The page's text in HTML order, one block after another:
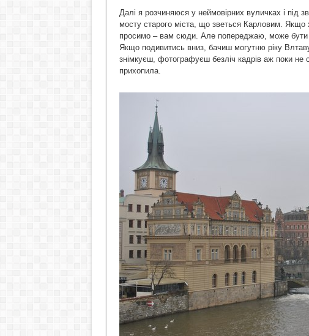
Далі я розчиняюся у неймовірних вуличках і під
мосту старого міста, що зветься Карловим. Якщо
просимо – вам сюди. Але попереджаю, може бути
Якщо подивитись вниз, бачиш могутню ріку
знімкуєш, фотографуєш безліч кадрів аж поки
прихопила.